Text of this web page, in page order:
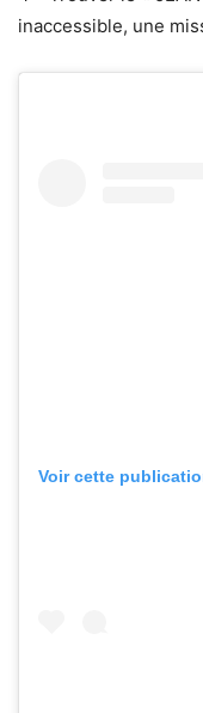
inaccessible, une
Voir cette